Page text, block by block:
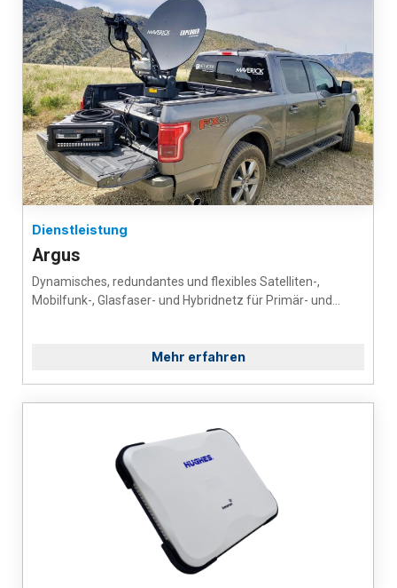
Dienstleistung
Argus
Dynamisches, redundantes und flexibles Satelliten-,
Mobilfunk-, Glasfaser- und Hybridnetz für Primär- und...
Mehr erfahren